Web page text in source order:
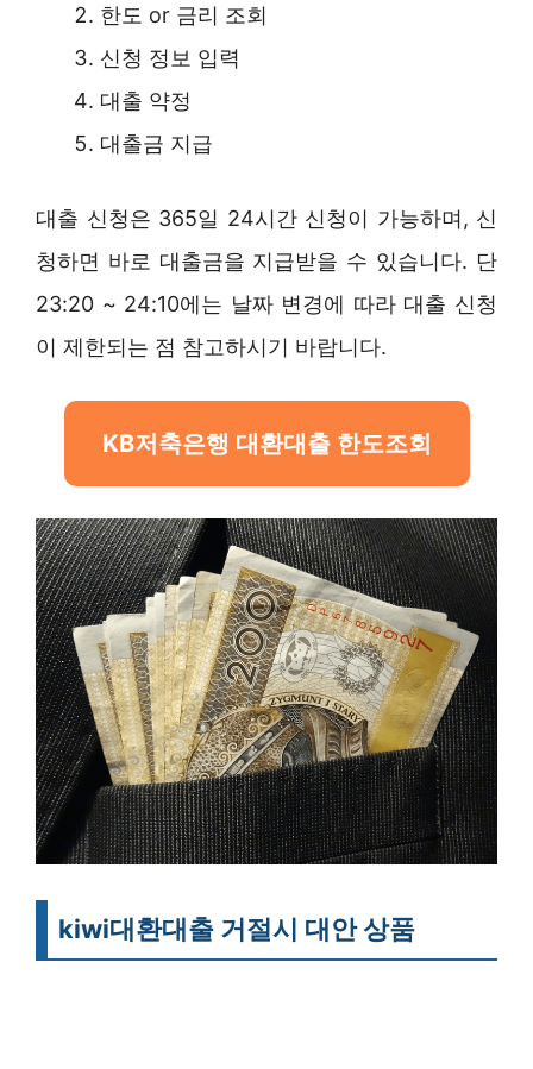
한도 or 금리 조회
신청 정보 입력
대출 약정
대출금 지급
대출 신청은 365일 24시간 신청이 가능하며, 신
청하면 바로 대출금을 지급받을 수 있습니다. 단
23:20 ~ 24:10에는 날짜 변경에 따라 대출 신청
이 제한되는 점 참고하시기 바랍니다.
KB저축은행 대환대출 한도조회
kiwi대환대출 거절시 대안 상품